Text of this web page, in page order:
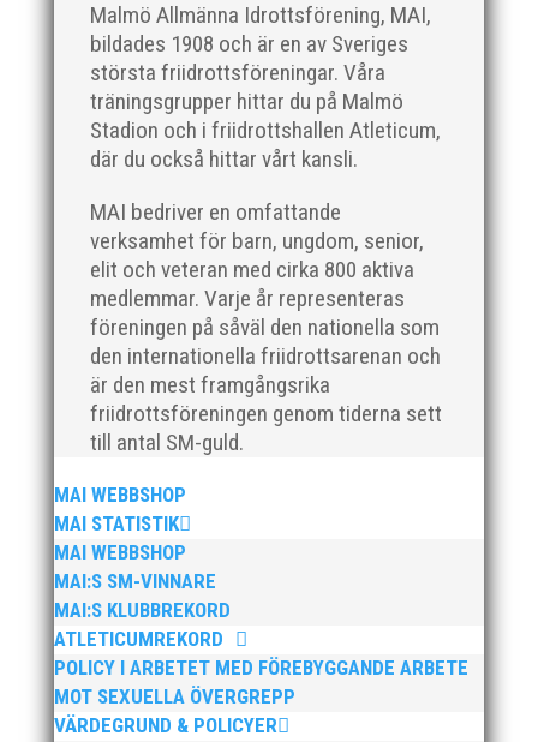
Malmö Allmänna Idrottsförening, MAI,
bildades 1908 och är en av Sveriges
största friidrottsföreningar. Våra
träningsgrupper hittar du på Malmö
Stadion och i friidrottshallen Atleticum,
där du också hittar vårt kansli.
MAI bedriver en omfattande
verksamhet för barn, ungdom, senior,
elit och veteran med cirka 800 aktiva
medlemmar. Varje år representeras
föreningen på såväl den nationella som
den internationella friidrottsarenan och
är den mest framgångsrika
friidrottsföreningen genom tiderna sett
till antal SM-guld.
MAI WEBBSHOP
MAI STATISTIK
MAI WEBBSHOP
MAI:S SM-VINNARE
MAI:S KLUBBREKORD
ATLETICUMREKORD
POLICY I ARBETET MED FÖREBYGGANDE ARBETE
MOT SEXUELLA ÖVERGREPP
VÄRDEGRUND & POLICYER
I helgen anordnades Malmö Indoor Challenge i
Atleticum, en av MAI:s egna inomhusarrangemang
och med ungdom, senior och veterantävling i
friidrott. De allra yngsta var med på ”Prova-På-
fina resultat med över 1650...
Efter en noggrann och lång rekryteringsprocess är vi
glada att kunna välkomna vår nya klubbdirektör,
Peter Karlsson, till vårt team. Med hans tidigare
klubbchef på IF Kville i Göteborg är vi övertygade om
att han kommer...
Den 24-25 februari var det SM för juniorer (K22/M22 -
P17/F17) i Örebro. MAI hade många fina framgångar.